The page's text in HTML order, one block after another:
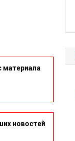
материала
новостей